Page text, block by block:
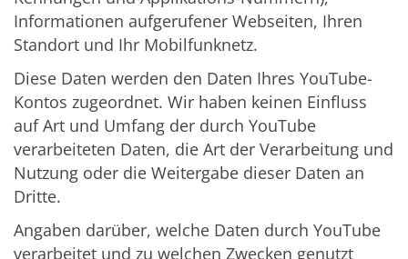
Informationen aufgerufener Webseiten, Ihren
Standort und Ihr Mobilfunknetz.
Diese Daten werden den Daten Ihres YouTube-
Kontos zugeordnet. Wir haben keinen Einfluss
auf Art und Umfang der durch YouTube
verarbeiteten Daten, die Art der Verarbeitung und
Nutzung oder die Weitergabe dieser Daten an
Dritte.
Angaben darüber, welche Daten durch YouTube
verarbeitet und zu welchen Zwecken genutzt